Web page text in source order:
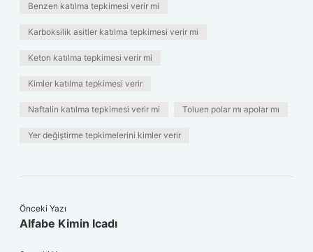
Benzen katılma tepkimesi verir mi
Karboksilik asitler katılma tepkimesi verir mi
Keton katılma tepkimesi verir mi
Kimler katılma tepkimesi verir
Naftalin katılma tepkimesi verir mi Toluen polar mı apolar mı
Yer değiştirme tepkimelerini kimler verir
Önceki Yazı
Alfabe Kimin Icadı